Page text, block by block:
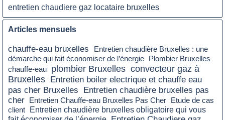
entretien chaudiere gaz locataire bruxelles
Articles mensuels
chauffe-eau bruxelles
Entretien chaudière Bruxelles : une
démarche qui fait économiser de l’énergie Plombier Bruxelles
chauffe-eau plombier Bruxelles convecteur gaz à
Bruxelles Entretien boiler electrique et chauffe eau
pas cher Bruxelles
Entretien chaudière bruxelles pas
cher
Entretien Chauffe-eau Bruxelles Pas Cher
Etude de cas
client
Entretien chaudière bruxelles obligatoire qui vous